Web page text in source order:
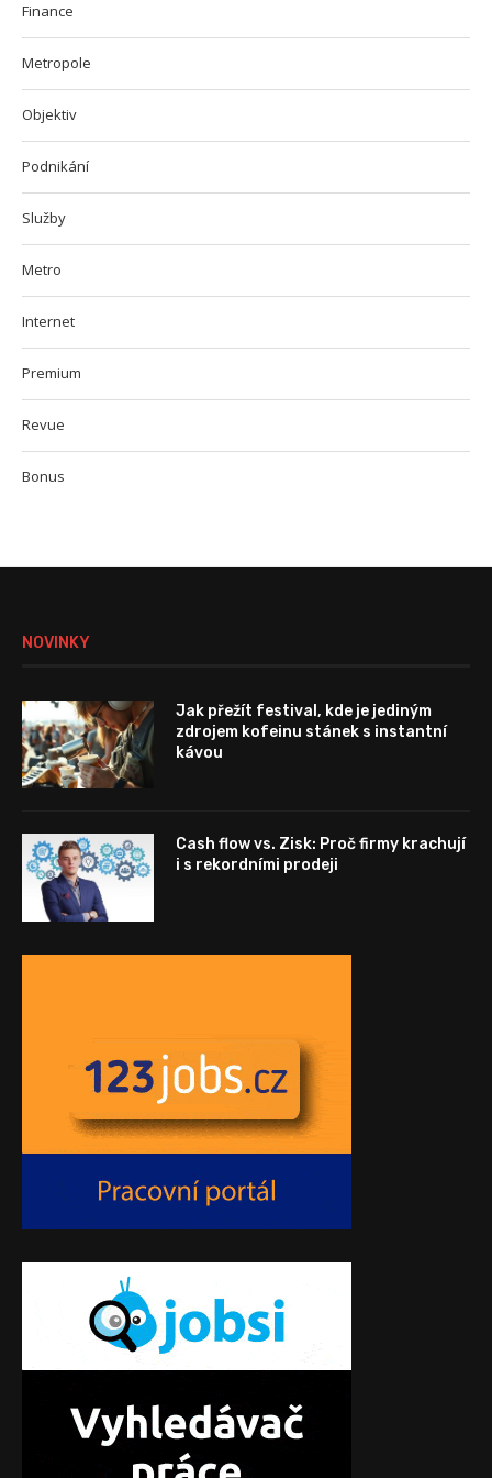
Finance
Metropole
Objektiv
Podnikání
Služby
Metro
Internet
Premium
Revue
Bonus
NOVINKY
Jak přežít festival, kde je jediným
zdrojem kofeinu stánek s instantní
kávou
Cash flow vs. Zisk: Proč firmy krachují
i s rekordními prodeji